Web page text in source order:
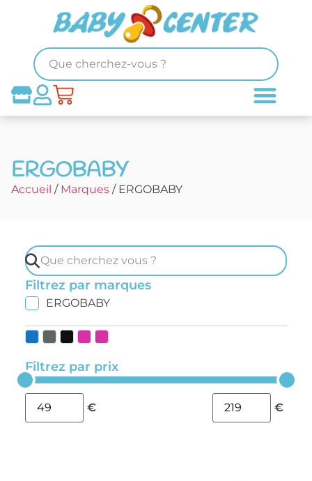
ERGOBABY
Accueil / Marques / ERGOBABY
Filtrez par marques
ERGOBABY
Filtrez par prix
€ €